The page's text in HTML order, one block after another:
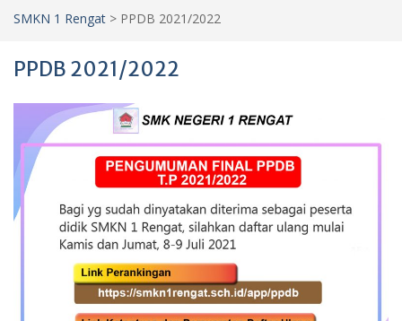
SMKN 1 Rengat > PPDB 2021/2022
PPDB 2021/2022